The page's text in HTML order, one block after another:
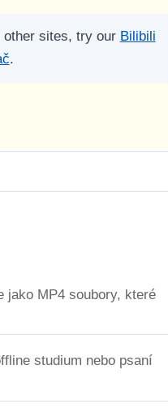
sites, try our Bilibili
.
jako MP4 soubory, které
studium nebo psaní